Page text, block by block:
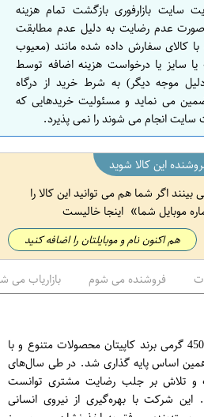
ا
ص
ف
ه
ا
ن
سایت بازارفوری بازگشت تمام هزینه
صورت عدم رضایت به دلیل عدم مطابقت
با کالای سفارش داده شده مانند (معیوب
سایز یا درخواست هزینه اضافه توسط
موجه دیگر) به شرط خرید از درگاه
می نماید و مسئولیت خریدهایی که
سایت انجام می شوند را نمی پذیرد.
این کالا شوید
بینند اگر شما هم می توانید این کالا را
موبایل شما اینجا خالیست
هم اکنون نام و موبایلتان را اضافه کنید
فروشنده می شوم بازاریاب می
چای کاپیتان ممتاز سیلان آسام 450 گرمی برند کاپیتان محصولات متنوع و با
همین اساس پایه گذاری شد. در طی سال‌های
و تلاش بر جلب رضایت مشتری توانست
شرکت با بهره‌گیری از نیروی انسانی